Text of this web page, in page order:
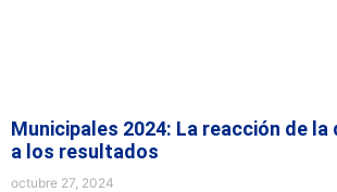
Municipales 2024: La reacción de
a los resultados
octubre 27, 2024